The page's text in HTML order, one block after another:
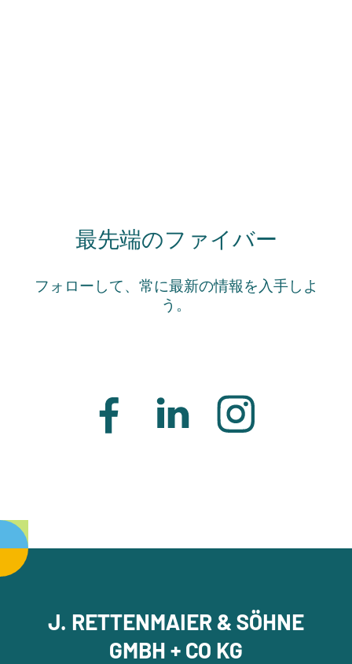
最先端のファイバー
フォローして、常に最新の情報を入手しよ
う。
J. RETTENMAIER & SÖHNE
GMBH + CO KG